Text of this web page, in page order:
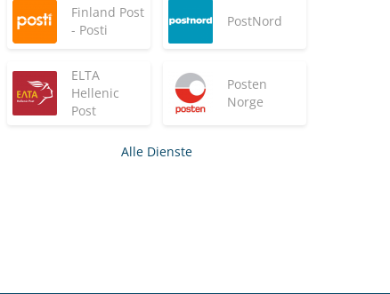
Finland Post
- Posti
PostNord
ELTA
Hellenic
Post
Posten
Norge
Alle Dienste